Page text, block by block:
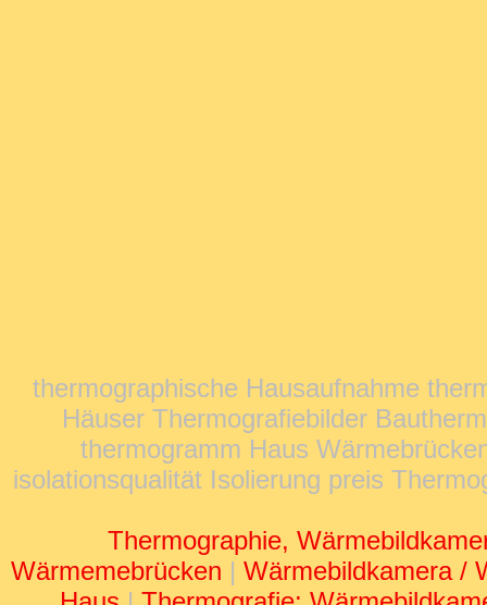
thermographische Hausaufnahme
Häuser Thermografiebilder
thermogramm Haus
isolationsqualität Isolierung preis
Thermographie,
Wärmemebrücken | Wärmebildkamera /